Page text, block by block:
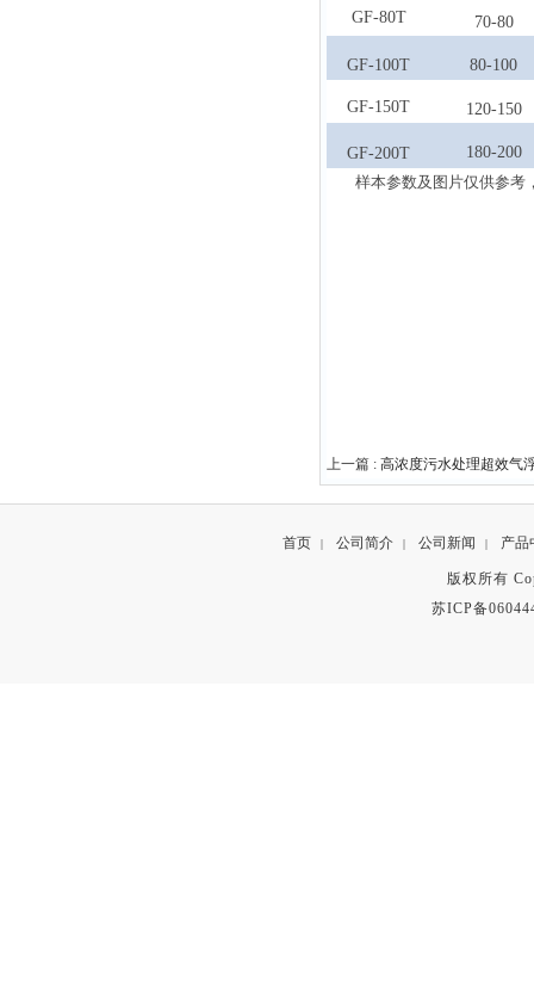
GF-80T 70-80
GF-100T 80-100
GF-150T 120-150
GF-200T
180-200
样本参数及图片仅供参考
上一篇 : 高浓度污水处理超效气
首页 | 公司简介 | 公司新闻 | 产品
版权所有
苏ICP备